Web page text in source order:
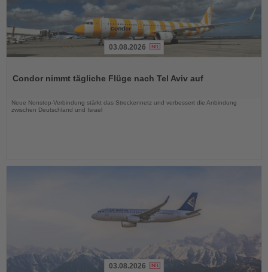
die
03.08.2026
Condor nimmt tägliche Flüge nach Tel Aviv auf
Neue Nonstop-Verbindung stärkt das Streckennetz und verbessert die Anbindung
zwischen Deutschland und Israel
03.08.2026